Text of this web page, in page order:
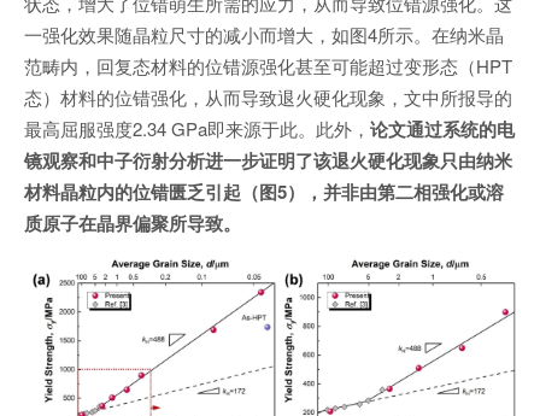
一强化效果随晶粒尺寸的减小而增大，如图4所示。在纳米晶
范畴内，回复态材料的位错源强化甚至可能超过变形态（HPT
态）材料的位错强化，从而导致退火硬化现象，文中所报导的
最高屈服强度2.34 GPa即来源于此。此外， 论文通过系统的电
镜观察和中子衍射分析进一步证明了该退火硬化现象只由纳米
材料晶粒内的位错匮乏引起（图5），并非由第二相强化或溶
质原子在晶界偏聚所导致。